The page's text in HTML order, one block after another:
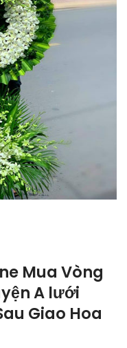
Mua Vòng
A lưới
Giao Hoa